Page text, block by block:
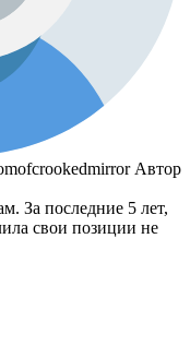
Автор
За последние 5 лет,
свои позиции не